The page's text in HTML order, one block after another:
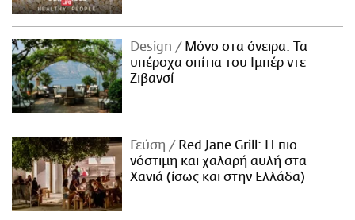
Design
Μόνο στα όνειρα: Τα
υπέροχα σπίτια του Ιμπέρ ντε
Ζιβανσί
Γεύση
Red Jane Grill: Η πιο
νόστιμη και χαλαρή αυλή στα
Χανιά (ίσως και στην Ελλάδα)